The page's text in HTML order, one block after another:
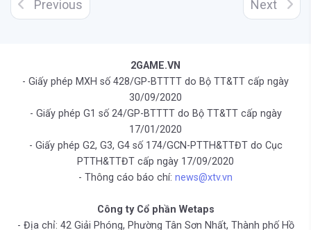
Previous Next
2GAME.VN
- Giấy phép MXH số 428/GP-BTTTT do Bộ TT&TT cấp ngày
30/09/2020
- Giấy phép G1 số 24/GP-BTTTT do Bộ TT&TT cấp ngày
17/01/2020
- Giấy phép G2, G3, G4 số 174/GCN-PTTH&TTĐT do Cục
PTTH&TTĐT cấp ngày 17/09/2020
- Thông cáo báo chí: news@xtv.vn
Công ty Cổ phần Wetaps
- Địa chỉ: 42 Giải Phóng, Phường Tân Sơn Nhất, Thành phố Hồ